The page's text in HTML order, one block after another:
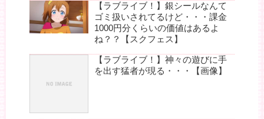
【ラブライブ！】銀シールなんて
ゴミ扱いされてるけど・・・課金
1000円分くらいの価値はあるよ
ね？？【スクフェス】
【ラブライブ！】神々の遊びに手
を出す猛者が現る・・・【画像】